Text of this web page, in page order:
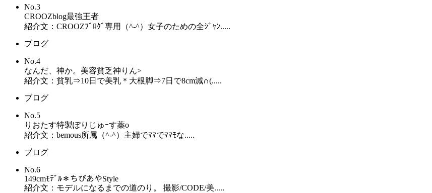
No.3
CROOZblog最強王者
紹介文：CROOZﾌﾞﾛｸﾞ専用（^-^）女子のための全ｼﾞｬﾝ.....
ブログ
No.4
なんだ、神か。美容貧乏神りん>
紹介文：貧乳⇒10日で美乳＊大根脚⇒7日で8cm減∩(.....
ブログ
No.5
りおたす特製ぽりじゅｰす薬о
紹介文：bemous所属（^-^）主婦でﾏﾏでﾏﾏﾓな.....
ブログ
No.6
149cmﾓﾃﾞﾙ＊ちびあやStyle
紹介文：モデルになるまでの道のり。 撮影/CODE/美.....